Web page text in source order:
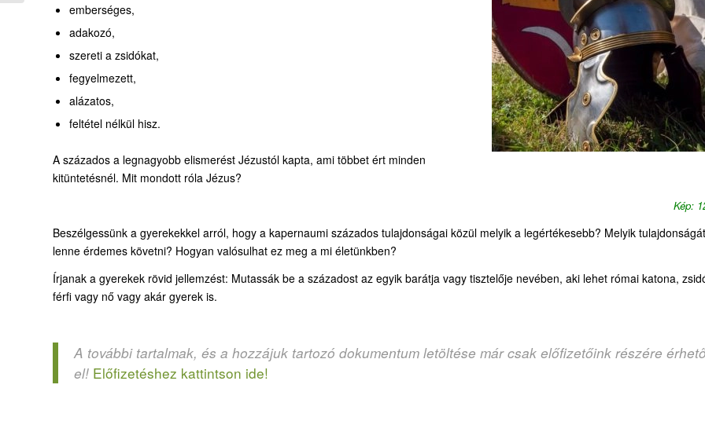
emberséges,
adakozó,
szereti a zsidókat,
fegyelmezett,
alázatos,
feltétel nélkül hisz.
A százados a legnagyobb elismerést Jézustól kapta, ami többet ért minden
kitüntetésnél. Mit mondott róla Jézus?
Kép:
Beszélgessünk a gyerekekkel arról, hogy a kapernaumi százados tulajdonságai közül melyik a legértékesebb? Melyik tulajdonságát
lenne érdemes követni? Hogyan valósulhat ez meg a mi életünkben?
Írjanak a gyerekek rövid jellemzést: Mutassák be a századost az egyik barátja vagy tisztelője nevében, aki lehet római katona,
férfi vagy nő vagy akár gyerek is.
A további tartalmak, és a hozzájuk tartozó dokumentum letöltése már csak előfizetőink részére
el! Előfizetéshez kattintson ide!